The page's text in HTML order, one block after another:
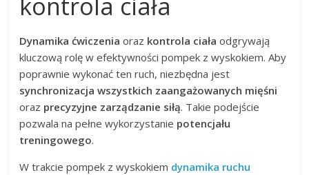
Dynamika ćwiczenia oraz kontrola ciała odgrywają
kluczową rolę w efektywności pompek z wyskokiem. Aby
poprawnie wykonać ten ruch, niezbędna jest
synchronizacja wszystkich zaangażowanych mięśni
oraz precyzyjne zarządzanie siłą. Takie podejście
pozwala na pełne wykorzystanie potencjału
treningowego.
W trakcie pompek z wyskokiem dynamika ruchu